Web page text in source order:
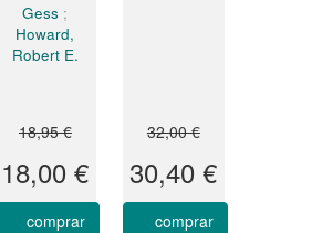
Gess ;
Howard,
Robert E.
18,95 €
18,00 €
comprar
32,00 €
30,40 €
comprar